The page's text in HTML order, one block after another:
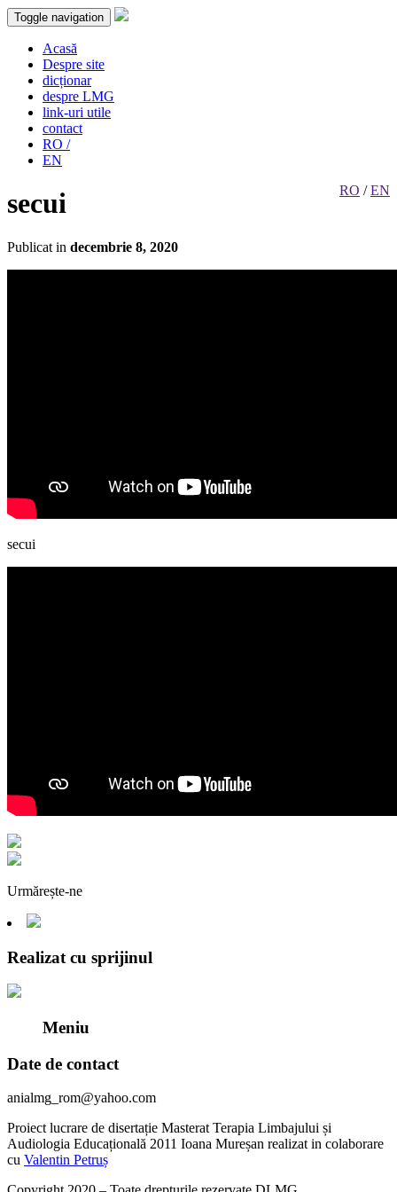
Toggle navigation
Acasă
Despre site
dicționar
despre LMG
link-uri utile
contact
RO /
EN
RO /EN
secui
Publicat in decembrie 8, 2020
secui
Urmărește-ne
Realizat cu sprijinul
Meniu
Date de contact
anialmg_rom@yahoo.com
Proiect lucrare de disertație Masterat Terapia Limbajului și
Audiologia Educațională 2011 Ioana Mureșan realizat in colaborare
cu Valentin Petruș